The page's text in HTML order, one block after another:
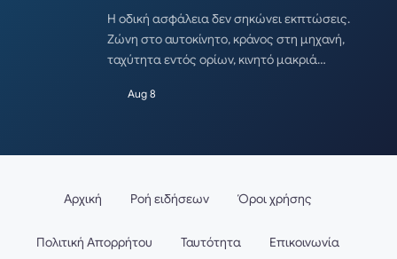
Η οδική ασφάλεια δεν σηκώνει εκπτώσεις.
Ζώνη στο αυτοκίνητο, κράνος στη μηχανή,
ταχύτητα εντός ορίων, κινητό μακριά…
Aug 8
Αρχική Ροή ειδήσεων Όροι χρήσης
Πολιτική Απορρήτου Ταυτότητα Επικοινωνία